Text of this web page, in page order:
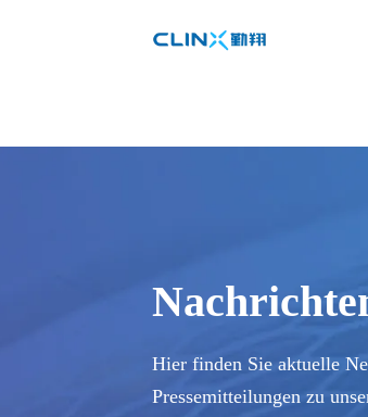
Hier finden Sie aktuelle
Pressemitteilungen zu